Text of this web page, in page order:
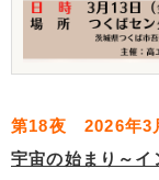
第18夜 2026年3
宇宙の始まり～イ